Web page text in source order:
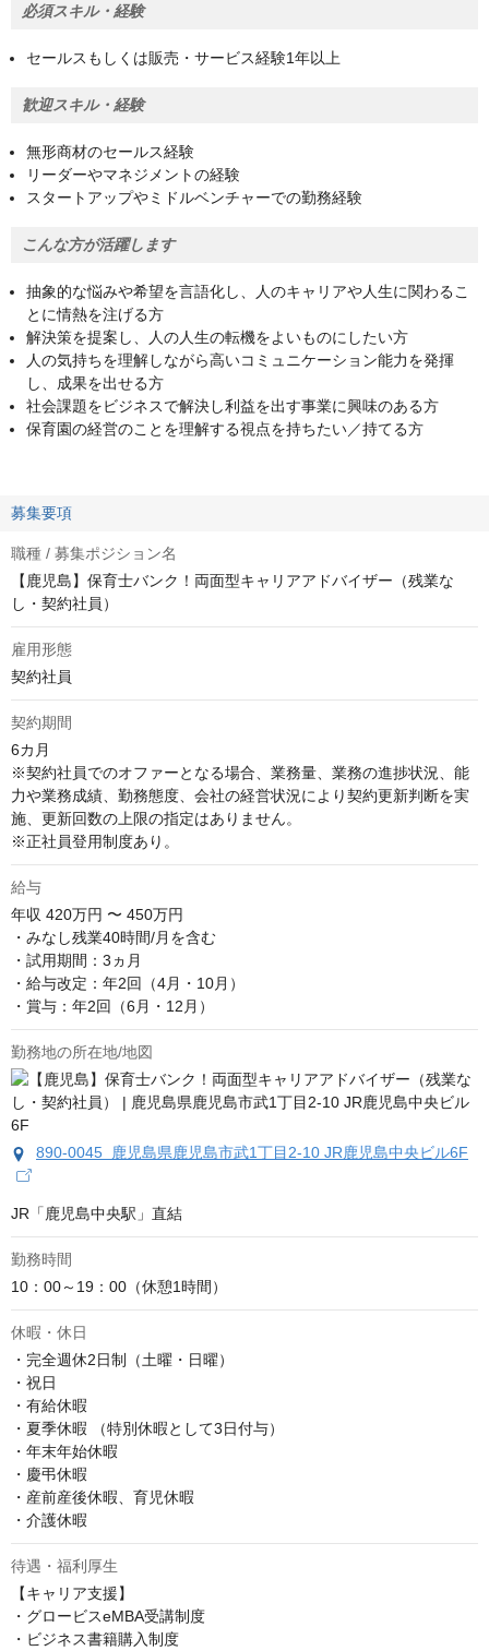
必須スキル・経験
セールスもしくは販売・サービス経験1年以上
歓迎スキル・経験
無形商材のセールス経験
リーダーやマネジメントの経験
スタートアップやミドルベンチャーでの勤務経験
こんな方が活躍します
抽象的な悩みや希望を言語化し、人のキャリアや人生に関わるこ
とに情熱を注げる方
解決策を提案し、人の人生の転機をよいものにしたい方
人の気持ちを理解しながら高いコミュニケーション能力を発揮
し、成果を出せる方
社会課題をビジネスで解決し利益を出す事業に興味のある方
保育園の経営のことを理解する視点を持ちたい／持てる方
募集要項
職種 / 募集ポジション名
【鹿児島】保育士バンク！両面型キャリアアドバイザー（残業な
し・契約社員）
雇用形態
契約社員
契約期間
6カ月
※契約社員でのオファーとなる場合、業務量、業務の進捗状況、能
力や業務成績、勤務態度、会社の経営状況により契約更新判断を実
施、更新回数の上限の指定はありません。
※正社員登用制度あり。
給与
年収 420万円 〜 450万円
・みなし残業40時間/月を含む
・試用期間：3ヵ月
・給与改定：年2回（4月・10月）
・賞与：年2回（6月・12月）
勤務地の所在地/地図
890-0045 鹿児島県鹿児島市武1丁目2-10 JR鹿児島中央ビル6F
JR「鹿児島中央駅」直結
勤務時間
10：00～19：00（休憩1時間）
休暇・休日
・完全週休2日制（土曜・日曜）
・祝日
・有給休暇
・夏季休暇 （特別休暇として3日付与）
・年末年始休暇
・慶弔休暇
・産前産後休暇、育児休暇
・介護休暇
待遇・福利厚生
【キャリア支援】
・グロービスeMBA受講制度
・ビジネス書籍購入制度